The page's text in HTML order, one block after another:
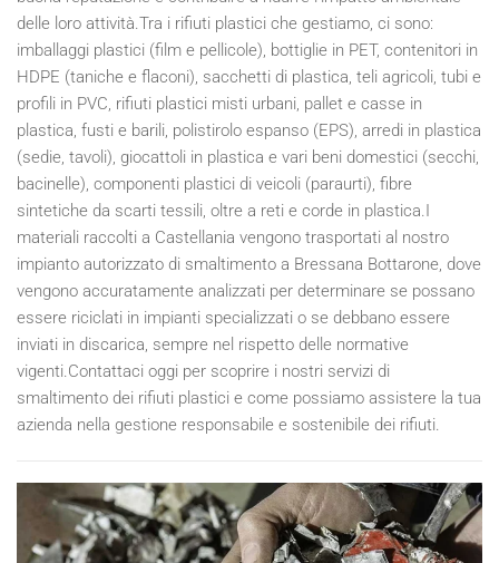
delle loro attività.Tra i rifiuti plastici che gestiamo, ci sono:
imballaggi plastici (film e pellicole), bottiglie in PET, contenitori in
HDPE (taniche e flaconi), sacchetti di plastica, teli agricoli, tubi e
profili in PVC, rifiuti plastici misti urbani, pallet e casse in
plastica, fusti e barili, polistirolo espanso (EPS), arredi in plastica
(sedie, tavoli), giocattoli in plastica e vari beni domestici (secchi,
bacinelle), componenti plastici di veicoli (paraurti), fibre
sintetiche da scarti tessili, oltre a reti e corde in plastica.I
materiali raccolti a Castellania vengono trasportati al nostro
impianto autorizzato di smaltimento a Bressana Bottarone, dove
vengono accuratamente analizzati per determinare se possano
essere riciclati in impianti specializzati o se debbano essere
inviati in discarica, sempre nel rispetto delle normative
vigenti.Contattaci oggi per scoprire i nostri servizi di
smaltimento dei rifiuti plastici e come possiamo assistere la tua
azienda nella gestione responsabile e sostenibile dei rifiuti.